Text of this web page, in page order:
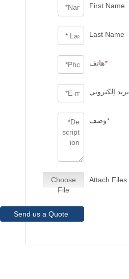
First Name
Last Name
*هاتف
بريد إلكتروني
*وصف
Attach Files
Choose
File
Send us a Quote